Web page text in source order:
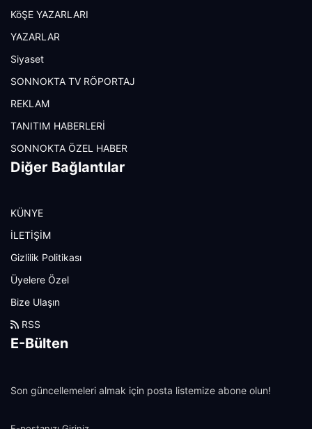
KöŞE YAZARLARI
YAZARLAR
Siyaset
SONNOKTA TV RÖPORTAJ
REKLAM
TANITIM HABERLERİ
SONNOKTA ÖZEL HABER
Diğer Bağlantılar
KÜNYE
İLETİŞİM
Gizlilik Politikası
Üyelere Özel
Bize Ulaşın
RSS
E-Bülten
Son güncellemeleri almak için posta listemize abone olun!